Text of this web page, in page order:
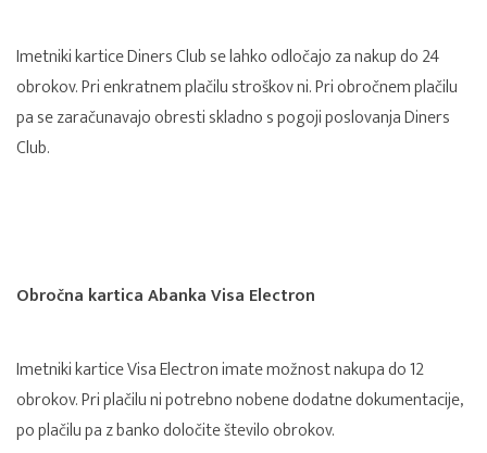
Imetniki kartice Diners Club se lahko odločajo za nakup do 24
obrokov. Pri enkratnem plačilu stroškov ni. Pri obročnem plačilu
pa se zaračunavajo obresti skladno s pogoji poslovanja Diners
Club.
Obročna kartica Abanka Visa Electron
Imetniki kartice Visa Electron imate možnost nakupa do 12
obrokov. Pri plačilu ni potrebno nobene dodatne dokumentacije,
po plačilu pa z banko določite število obrokov.